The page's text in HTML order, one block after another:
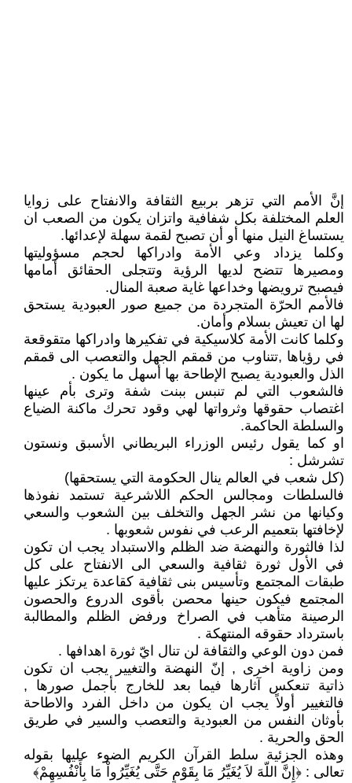
إنَّ الأمم التي تزهر بربيع الثقافة والانفتاح على زوايا
العلم المختلفة بكل شفافية واتزان يكون من الصعب ان
يستساغ النيل منها أو أن تصبح لقمة سهلة لإعدائها.
وكلما يزداد وعي الأمة وادراكها لحجم مسؤوليتها
ومصيرها تتضح لديها الرؤية وتتجلى الحقائق أمامها
فيصبح ترويضها وخداعها غاية صعبة المنال.
فالأمم الحرّة المتجردة من جميع صور العبودية يستحق
لها ان تعيش بسلام وأمان.
وكلما كانت الأمة كلاسيكية في تفكيرها وادراكها متقوقعة
في رؤياها ,تتناوب من قمقم الجهل والتعصب الى قمقم
الذل والعبودية يصبح الإطاحة بها أسهل ما يكون .
فالشعوب التي لم تنبس ببنت شفة وترى بأم عينها
اغتصاب حقوقها وثرواتها لهي وقود تحرك ماكنة الضياع
والسلطة الحاكمة.
او كما يقول رئيس الوزراء البريطاني الأسبق ونستون
تشرشل :
(كل شعب في العالم ينال الحكومة التي يستحقها)
فالسلطات ومجالس الحكم اللاشرعية تستمد نفوذها
وكيانها من نشر الجهل والتخلف بين الشعوب والسعي
لإخافتها بتعميم الرعب في نفوس شعوبها .
لذا فالثورة والنهضة ضد الظلم والاستبداد يجب ان تكون
في الأول ثورة ثقافية والسعي الى الانفتاح على كل
طبقات المجتمع وتأسيس بنى ثقافية كقاعدة يرتكز عليها
المجتمع فيكون حينها محصن بأقوى الدروع والحصون
الرصينة متأهب في الصراخ ورفض الظلم والمطالبة
باسترداد حقوقه المنتهكة .
فمن دون الوعي والثقافة لن تنال ايّ ثورة اهدافها .
ومن زاوية اخرى , إنّ النهضة والتغيير يجب ان تكون
ذاتية تنعكس آثارها فيما بعد للخارج بأجمل صورها ,
فالتغيير أولاً يجب ان يكون من داخل الفرد والاطاحة
بأوثان النفس من العبودية والتعصب والسير في طريق
الحق والحرية .
وهذه الجزئية سلط القرآن الكريم الضوء عليها بقوله
تعالى : ﴿إِنَّ اللّهَ لاَ يُغَيِّرُ مَا بِقَوْمٍ حَتَّى يُغَيِّرُواْ مَا بِأَنْفُسِهِمْ﴾